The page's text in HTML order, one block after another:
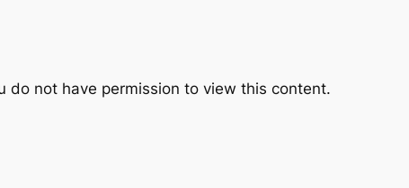
do not have permission to view this content.